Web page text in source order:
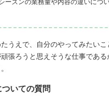
ーズンの業務量や内容の違いにつ
うえで、自分のやってみたいこ
張ろうと思えそうな仕事である
いての質問